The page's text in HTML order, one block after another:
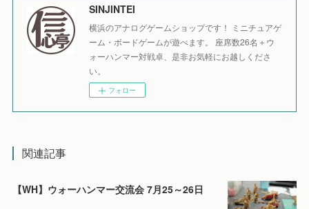
SINJINTEI
横浜のアナログゲームショップです！ ミニチュアゲ
ーム・ボードゲームが遊べます。 座席数26名＋ウ
ォーハンマー対戦卓、是非お気軽にお越しくださ
い。
フォロー
関連記事
【WH】ウォーハンマー交流会 7月25～26日